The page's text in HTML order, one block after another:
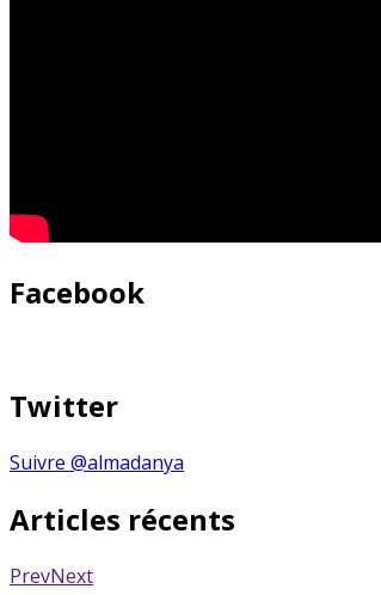
Facebook
Twitter
Suivre @almadanya
Articles récents
PrevNext